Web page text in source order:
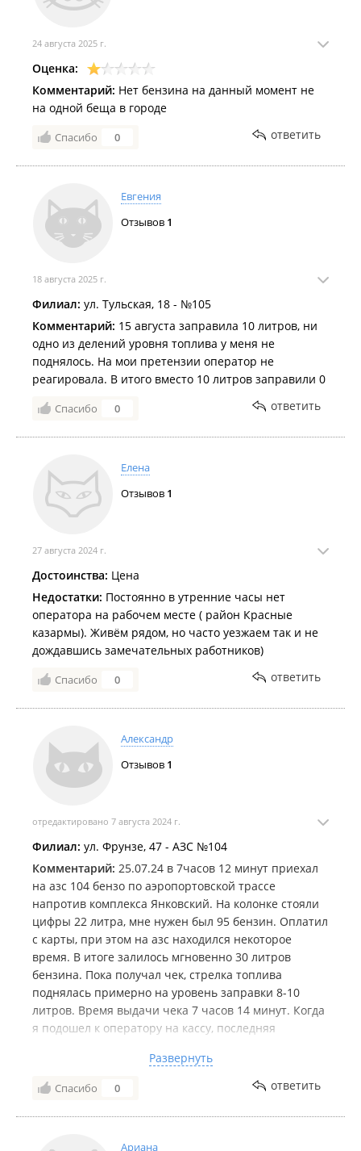
24 августа 2025 г.
Оценка:
Комментарий: Нет бензина на данный момент не
на одной беща в городе
Спасибо 0 ответить
Евгения
Отзывов 1
18 августа 2025 г.
Филиал: ул. Тульская, 18 - №105
Комментарий: 15 августа заправила 10 литров, ни
одно из делений уровня топлива у меня не
поднялось. На мои претензии оператор не
реагировала. В итого вместо 10 литров заправили 0
Спасибо 0 ответить
Елена
Отзывов 1
27 августа 2024 г.
Достоинства: Цена
Недостатки: Постоянно в утренние часы нет
оператора на рабочем месте ( район Красные
казармы). Живём рядом, но часто уезжаем так и не
дождавшись замечательных работников)
Спасибо 0 ответить
Александр
Отзывов 1
отредактировано 7 августа 2024 г.
Филиал: ул. Фрунзе, 47 - АЗС №104
Комментарий: 25.07.24 в 7часов 12 минут приехал
на азс 104 бензо по аэропортовской трассе
напротив комплекса Янковский. На колонке стояли
цифры 22 литра, мне нужен был 95 бензин. Оплатил
с карты, при этом на азс находился некоторое
время. В итоге залилось мгновенно 30 литров
бензина. Пока получал чек, стрелка топлива
поднялась примерно на уровень заправки 8-10
литров. Время выдачи чека 7 часов 14 минут. Когда
я подошел к оператору на кассу, последняя
залито, и мои доводы о дозаливки всего 8 литров,
т.е. до 30 литров по счетчику колонки ее не
принимались. С упорством оператор доказывала
мне, что чек вылазит только после заправки. И о
Развернуть
Спасибо 0 ответить
Ариана